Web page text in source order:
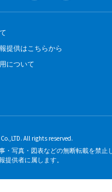
提供はこちらから
について
All rights reserved.
・写真・図表などの無断転載を禁止
提供者に属します。